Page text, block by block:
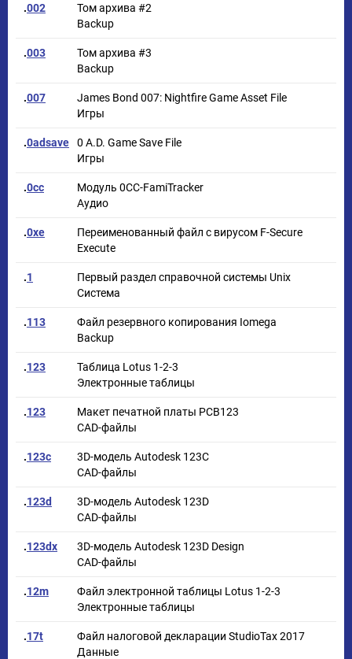
.002
Том архива #2
Backup
.003
Том архива #3
Backup
.007
James Bond 007: Nightfire Game Asset File
Игры
.0adsave
0 A.D. Game Save File
Игры
.0cc
Модуль 0CC-FamiTracker
Аудио
.0xe
Переименованный файл с вирусом F-Secure
Execute
.1
Первый раздел справочной системы Unix
Система
.113
Файл резервного копирования Iomega
Backup
.123
Таблица Lotus 1-2-3
Электронные таблицы
.123
Макет печатной платы PCB123
CAD-файлы
.123c
3D-модель Autodesk 123C
CAD-файлы
.123d
3D-модель Autodesk 123D
CAD-файлы
.123dx
3D-модель Autodesk 123D Design
CAD-файлы
.12m
Файл электронной таблицы Lotus 1-2-3
Электронные таблицы
.17t
Файл налоговой декларации StudioTax 2017
Данные